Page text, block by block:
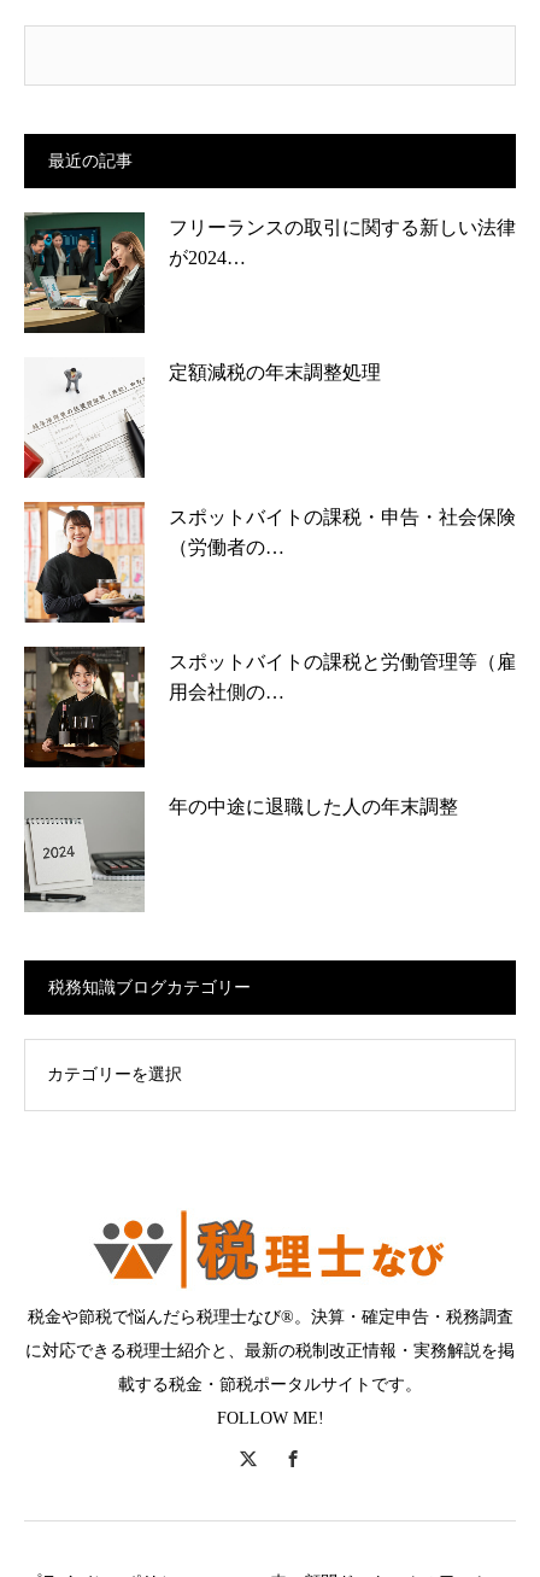
最近の記事
フリーランスの取引に関する新しい法律
が2024…
定額減税の年末調整処理
スポットバイトの課税・申告・社会保険
（労働者の…
スポットバイトの課税と労働管理等（雇
用会社側の…
年の中途に退職した人の年末調整
税務知識ブログカテゴリー
税金や節税で悩んだら税理士なび®。決算・確定申告・税務調査
に対応できる税理士紹介と、最新の税制改正情報・実務解説を掲
載する税金・節税ポータルサイトです。
FOLLOW ME!